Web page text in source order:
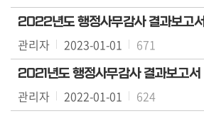
회
의
록
검
색
2022년도 행정사무감사 결과보고서
관리자 2023-01-01 671
2021년도 행정사무감사 결과보고서
관리자 2022-01-01 624